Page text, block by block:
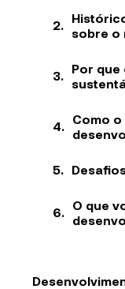
sobre o
Por que
Como
O que